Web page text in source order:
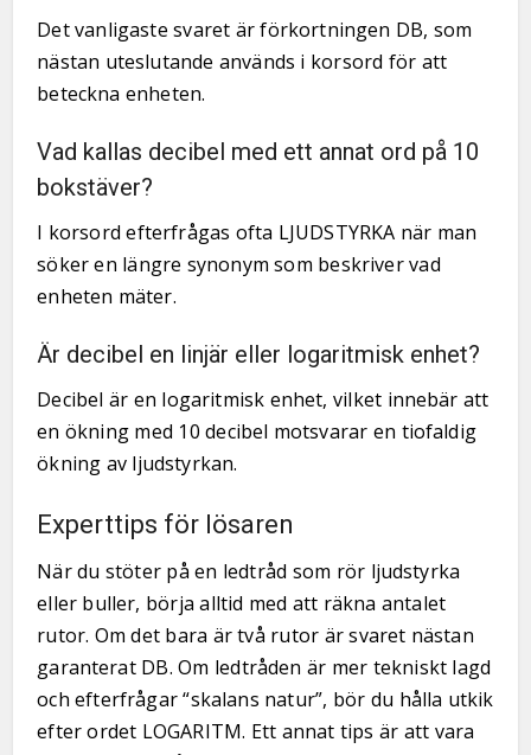
Det vanligaste svaret är förkortningen DB, som
nästan uteslutande används i korsord för att
beteckna enheten.
Vad kallas decibel med ett annat ord på 10
bokstäver?
I korsord efterfrågas ofta LJUDSTYRKA när man
söker en längre synonym som beskriver vad
enheten mäter.
Är decibel en linjär eller logaritmisk enhet?
Decibel är en logaritmisk enhet, vilket innebär att
en ökning med 10 decibel motsvarar en tiofaldig
ökning av ljudstyrkan.
Experttips för lösaren
När du stöter på en ledtråd som rör ljudstyrka
eller buller, börja alltid med att räkna antalet
rutor. Om det bara är två rutor är svaret nästan
garanterat DB. Om ledtråden är mer tekniskt lagd
och efterfrågar “skalans natur”, bör du hålla utkik
efter ordet LOGARITM. Ett annat tips är att vara